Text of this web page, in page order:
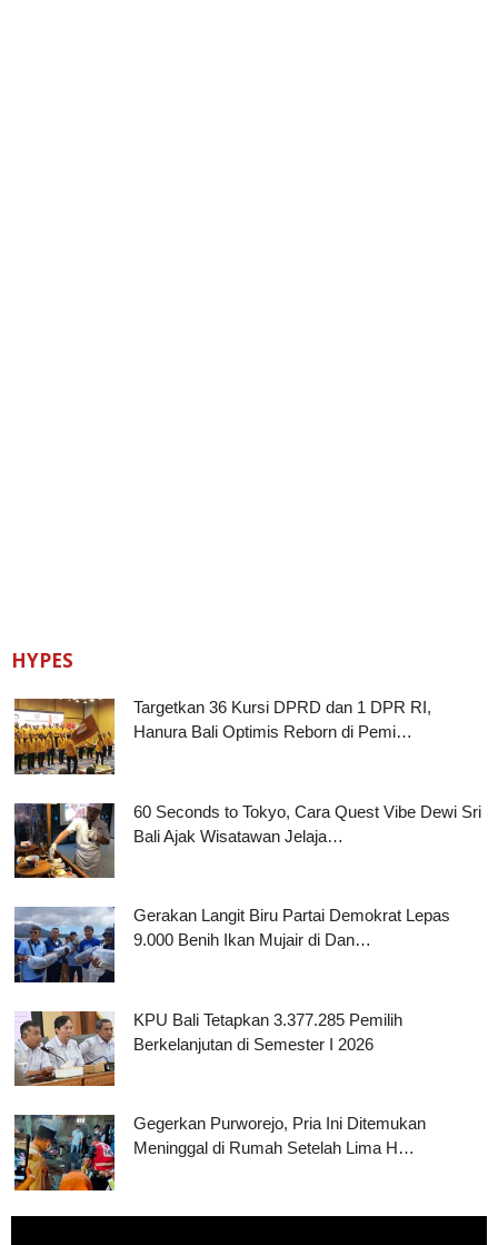
HYPES
Targetkan 36 Kursi DPRD dan 1 DPR RI,
Hanura Bali Optimis Reborn di Pemi…
60 Seconds to Tokyo, Cara Quest Vibe Dewi Sri
Bali Ajak Wisatawan Jelaja…
Gerakan Langit Biru Partai Demokrat Lepas
9.000 Benih Ikan Mujair di Dan…
KPU Bali Tetapkan 3.377.285 Pemilih
Berkelanjutan di Semester I 2026
Gegerkan Purworejo, Pria Ini Ditemukan
Meninggal di Rumah Setelah Lima H…